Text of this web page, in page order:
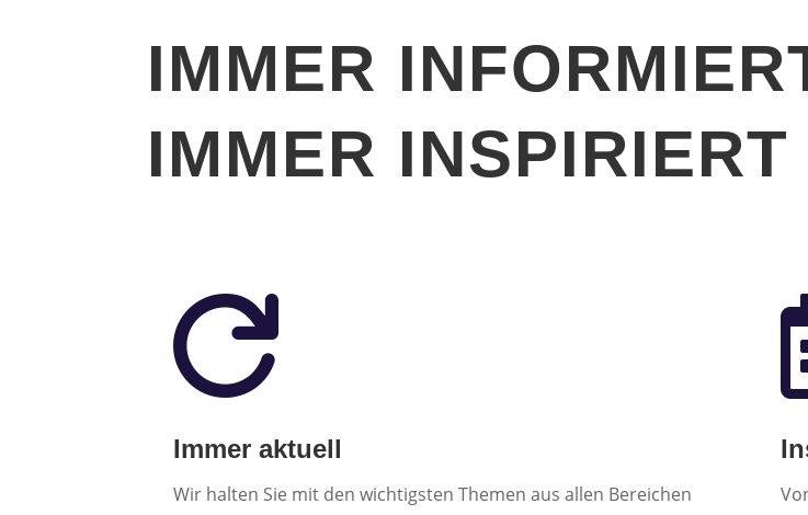
IMMER
IMMER INSPIRIERT

Immer aktuell
Wir halten Sie mit den wichtigsten Themen aus allen Bereichen